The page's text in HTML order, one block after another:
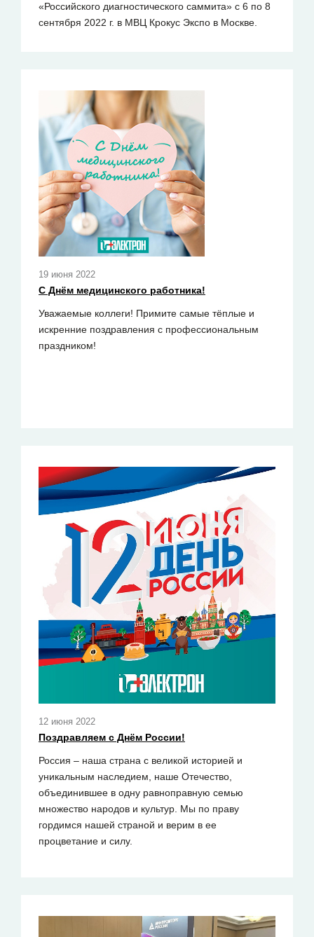
«Российского диагностического саммита» с 6 по 8
сентября 2022 г. в МВЦ Крокус Экспо в Москве.
19 июня 2022
С Днём медицинского работника!
Уважаемые коллеги! Примите самые тёплые и
искренние поздравления с профессиональным
праздником!
12 июня 2022
Поздравляем с Днём России!
Россия – наша страна с великой историей и
уникальным наследием, наше Отечество,
объединившее в одну равноправную семью
множество народов и культур. Мы по праву
гордимся нашей страной и верим в ее
процветание и силу.